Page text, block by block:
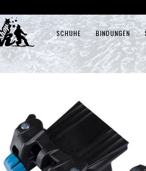
SCHUHE BINDUNGEN